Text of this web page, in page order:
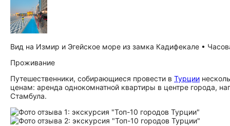
Вид на Измир и Эгейское море из замка Кадифекале •
Проживание
Путешественники, собирающиеся провести в Турции
ценам: аренда однокомнатной квартиры в центре города,
Стамбула.